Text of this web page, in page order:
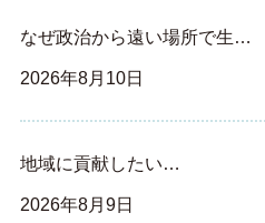
なぜ政治から遠い場所で生…
2026年8月10日
地域に貢献したい…
2026年8月9日